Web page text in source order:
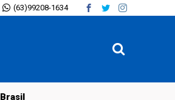
(63)99208-1634
Brasil